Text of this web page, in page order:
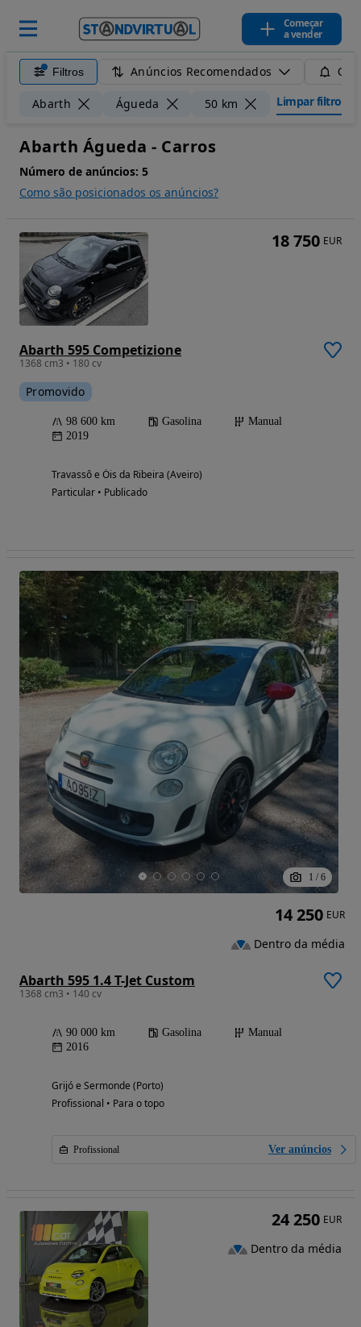
Começar
a vender
Filtros Anúncios Recomendados
Abarth Águeda 50 km Limpar filtros
Abarth Águeda - Carros
Número de anúncios: 5
Como são posicionados os anúncios?
Abarth 595 Competizione
1368 cm3 • 180 cv
Promovido
98 600 km Gasolina
Manual
2019
Travassô e Óis da Ribeira (Aveiro)
Particular • Publicado
18 750 EUR
1 / 6
Abarth 595 1.4 T-Jet Custom
1368 cm3 • 140 cv
90 000 km Gasolina
Manual
2016
Grijó e Sermonde (Porto)
Profissional • Para o topo
Profissional Ver anúncios
14 250 EUR
Dentro da média
24 250 EUR
Dentro da média